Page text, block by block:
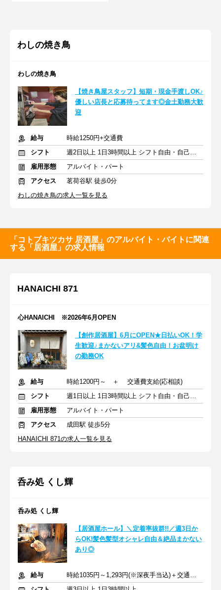
わしの焼き鳥
わしの焼き鳥
【焼き鳥屋スタッフ】短期・現金手渡しOK♪
優しい店長と応募待ってます◎金土勤務大歓
迎
給与
時給1250円+交通費
シフト
週2日以上 1日3時間以上 シフト自由・自己申告
雇用形態
アルバイト・パート
アクセス
茗荷谷駅 徒歩0分
わしの焼き鳥の求人一覧を見る
「コトブキツカサ 居酒屋」のアルバイト・バイトに関連
する「居酒屋」の求人情報
HANAICHI 871
心HANAICHI ※2026年6月OPEN
【創作居酒屋】6月にOPEN★日払いOK！学
生歓迎♪まかないアリ&髪色自由！お盆明け
の勤務OK
給与
時給1200円～ ＋ 交通費支給(応相談)
シフト
週1日以上 1日3時間以上 シフト自由・自己申告
雇用形態
アルバイト・パート
アクセス
成田駅 徒歩5分
HANAICHI 871の求人一覧を見る
呑み処 くし輝
呑み処 くし輝
【居酒屋ホール】＼定着率抜群!!／週3日か
らOK!髪色髪型オシャレ自由＆絶品まかない
あり◎
給与
時給1035円～1,293円(※深夜手当込)＋交通費支給